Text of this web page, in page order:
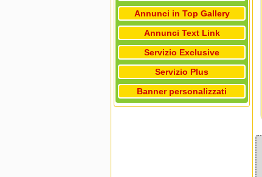
Annunci in Top Gallery
Annunci Text Link
Servizio Exclusive
Servizio Plus
Banner personalizzati